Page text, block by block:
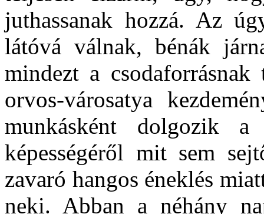
juthassanak hozzá. Az
látóvá válnak, bénák
mindezt a
orvos-városatya
munkásként dolgozik a
képességéről mit sem
zavaró hangos éneklés
neki. Abban a néhány